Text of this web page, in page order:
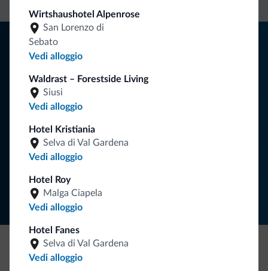
Wirtshaushotel Alpenrose
San Lorenzo di
Sebato
Vedi alloggio
Waldrast – Forestside Living
Siusi
Vedi alloggio
Hotel Kristiania
Selva di Val Gardena
Vedi alloggio
Hotel Roy
Malga Ciapela
Vedi alloggio
Hotel Fanes
Selva di Val Gardena
Vedi alloggio
vacanza nelle Dolomiti.
ISCRIVITI ALLA NEWSLETTER
Be Original, scopri la nuova collezione